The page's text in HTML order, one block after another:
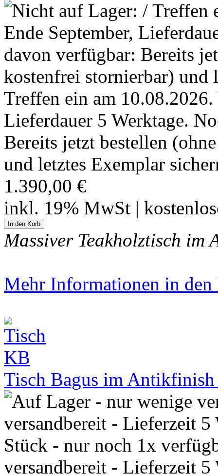
Treffen ein am 10.08.2026.
Lieferdauer 5 Werktage.
Bereits jetzt bestellen
und letztes Exemplar
1.390,00 €
inkl. 19% MwSt |
Massiver Teakholztisch im
Mehr Informationen in den
Tisch Bagus im
versandbereit - Lieferzeit 5